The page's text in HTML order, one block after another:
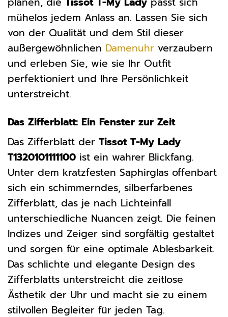
mühelos jedem Anlass an. Lassen Sie sich
von der Qualität und dem Stil dieser
außergewöhnlichen Damenuhr verzaubern
und erleben Sie, wie sie Ihr Outfit
perfektioniert und Ihre Persönlichkeit
unterstreicht.
Das Zifferblatt: Ein Fenster zur Zeit
Das Zifferblatt der Tissot T-My Lady
T1320101111100 ist ein wahrer Blickfang.
Unter dem kratzfesten Saphirglas offenbart
sich ein schimmerndes, silberfarbenes
Zifferblatt, das je nach Lichteinfall
unterschiedliche Nuancen zeigt. Die feinen
Indizes und Zeiger sind sorgfältig gestaltet
und sorgen für eine optimale Ablesbarkeit.
Das schlichte und elegante Design des
Zifferblatts unterstreicht die zeitlose
Ästhetik der Uhr und macht sie zu einem
stilvollen Begleiter für jeden Tag.